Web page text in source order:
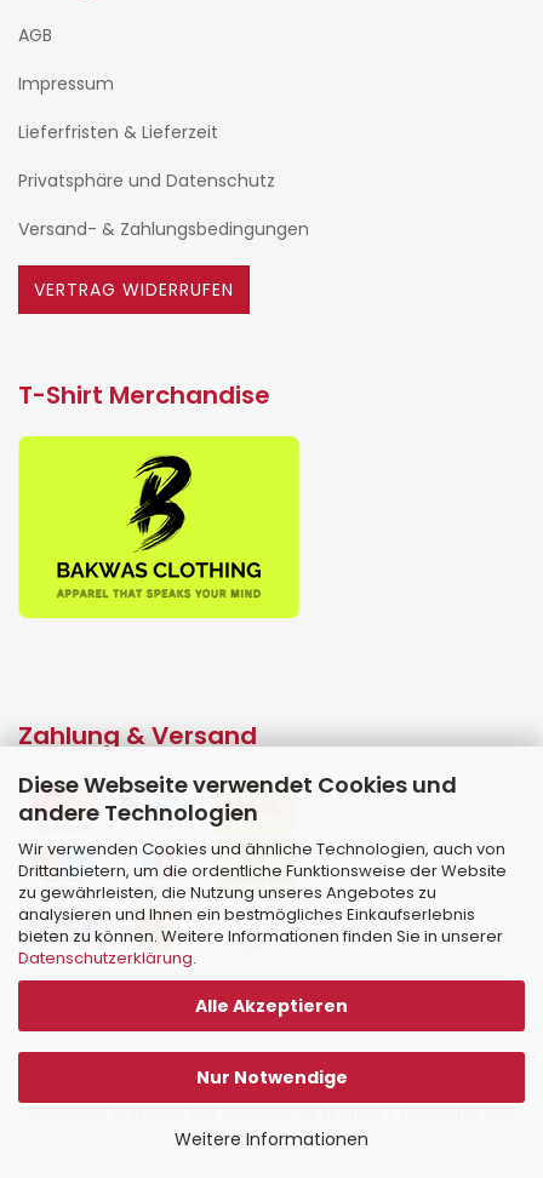
Diese Webseite verwendet Cookies und
andere Technologien
Wir verwenden Cookies und ähnliche Technologien, auch von
Drittanbietern, um die ordentliche Funktionsweise der Website
zu gewährleisten, die Nutzung unseres Angebotes zu
analysieren und Ihnen ein bestmögliches Einkaufserlebnis
bieten zu können. Weitere Informationen finden Sie in unserer
Datenschutzerklärung.
Alle Akzeptieren
Nur Notwendige
Weitere Informationen
AGB
Impressum
Lieferfristen & Lieferzeit
Privatsphäre und Datenschutz
Versand- & Zahlungsbedingungen
VERTRAG WIDERRUFEN
T-Shirt Merchandise
Zahlung & Versand
JungCreative.